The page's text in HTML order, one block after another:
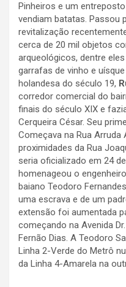
Pinheiros e um
vendiam batatas. Passou
revitalização
cerca de 20 mil objetos
arqueológicos, dentre
garrafas de vinho e
holandesa do século 19,
corredor comercial do
finais do século XIX e
Cerqueira César. Seu
Começava na Rua
proximidades da Rua
seria oficializado em 24
homenageou o
baiano Teodoro
uma escrava e de um
extensão foi aumentada
começando na Avenida
Fernão Dias. A Teodoro
Linha 2-Verde do Metrô
da Linha 4-Amarela na